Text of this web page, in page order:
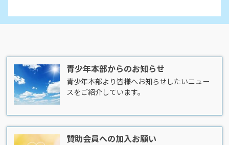
青少年本部からのお知らせ
青少年本部より皆様へお知らせしたいニュー
スをご紹介しています。
賛助会員への加入お願い